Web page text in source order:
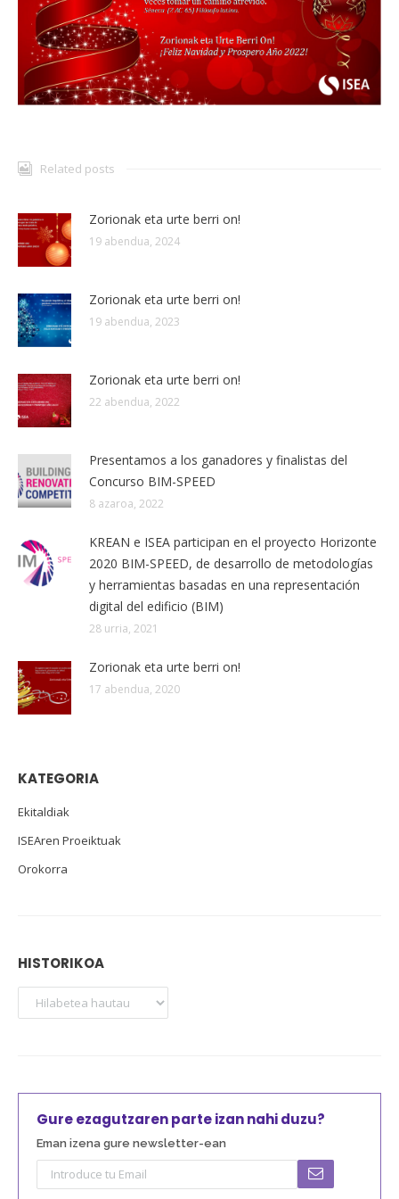
Related posts
Zorionak eta urte berri on!
19 abendua, 2024
Zorionak eta urte berri on!
19 abendua, 2023
Zorionak eta urte berri on!
22 abendua, 2022
Presentamos a los ganadores y finalistas del
Concurso BIM-SPEED
8 azaroa, 2022
KREAN e ISEA participan en el proyecto Horizonte
2020 BIM-SPEED, de desarrollo de metodologías
y herramientas basadas en una representación
digital del edificio (BIM)
28 urria, 2021
Zorionak eta urte berri on!
17 abendua, 2020
KATEGORIA
Ekitaldiak
ISEAren Proeiktuak
Orokorra
HISTORIKOA
Gure ezagutzaren parte izan nahi duzu?
Eman izena gure newsletter-ean